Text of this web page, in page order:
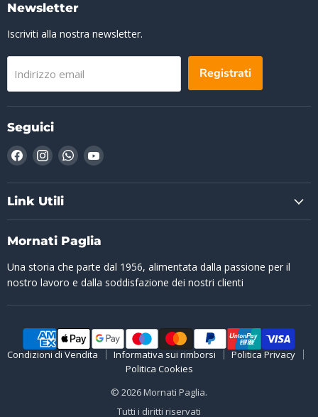
Newsletter
Iscriviti alla nostra newsletter.
Indirizzo email Registrati
Seguici
Trovaci
Facebook
Trovaci
Instagram
Trovaci
WhatsApp
Trovaci
YouTube
Link Utili
Mornati Paglia
Una storia che parte dal 1956, alimentata dalla passione per il
nostro lavoro e dalla soddisfazione dei nostri clienti
Condizioni di Vendita Informativa sui rimborsi
Politica Privacy
Politica Cookies
© 2026 Mornati Paglia.
Tutti i diritti riservati